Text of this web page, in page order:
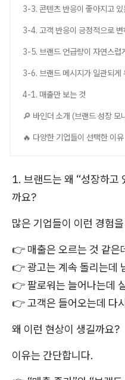
3-3. 콘텐츠 반응이 좋아지고 있
3-4. 고객 반응이 긍정적으로
3-5. 브랜드 언급량이 자연스럽
3-6. 브랜드 메시지가 일관되게
4-1. 매출만 보는 것
🔎 바인더 소개 (브랜드 성장 모
🔥 다양한 기업들이 선택한 이유
1. 브랜드는 왜 “성장하고
까요?
많은 기업들이 이런 경험
👉 매출은 오르는 것 같은
👉 광고는 계속 돌리는데
👉 팔로워는 늘어나는데
👉 고객은 들어오는데 다
왜 이런 현상이 생길까요?
이유는 간단합니다.